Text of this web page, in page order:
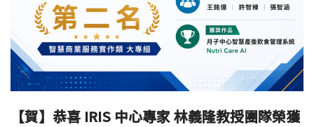
【賀】恭喜 IRIS 中心專家 林義隆教授團隊榮獲